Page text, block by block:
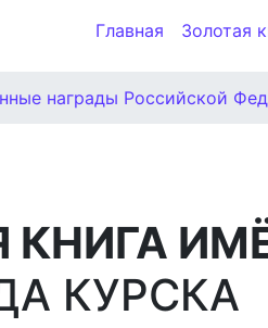
Главная Золотая
награды Российской
КНИГА
КУРСКА